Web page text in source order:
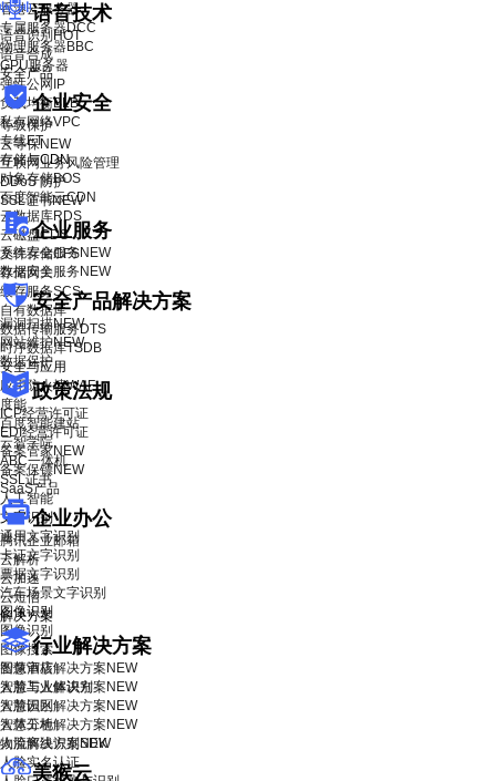
语音技术
语音识别 HOT
语音合成
安全产品
企业安全
等级保护
云等保NEW
互联网业务风险管理
DDoS 防护
SSL证书NEW
企业服务
系统安全服务NEW
数据安全服务 NEW
安全产品解决方案
漏洞扫描NEW
网站维护NEW
数据保护
政策法规
ICP经营许可证
EDI经营许可证
备案管家NEW
备案保镖NEW
SaaS产品
企业办公
腾讯企业邮箱
云解析
云加速
云短信
解决方案
行业解决方案
智慧酒店解决方案 NEW
智慧工业解决方案 NEW
智慧园区解决方案 NEW
智慧工地解决方案 NEW
物流解决方案NEW
美猴云
香港云服务器
专属服务器DCC
物理服务器BBC
GPU服务器
弹性公网IP
负载均衡BLB
私有网络VPC
专线ET
存储与CDN
对象存储BOS
百度智能云CDN
云数据库RDS
云磁盘CDS
文件存储CFS
存储网关
缓存服务SCS
自有数据库
数据传输服务DTS
时序数据库TSDB
安全与应用
应用防火墙WAF
度能
百度智能建站
云智学院
ABC一体机
SSL证书
人工智能
文字识别
通用文字识别
卡证文字识别
票据文字识别
汽车场景文字识别
图像识别
图像识别
图像搜索
图像审核
人脸与人体识别
人脸识别
人体分析
人脸离线识别SDK
人脸实名认证